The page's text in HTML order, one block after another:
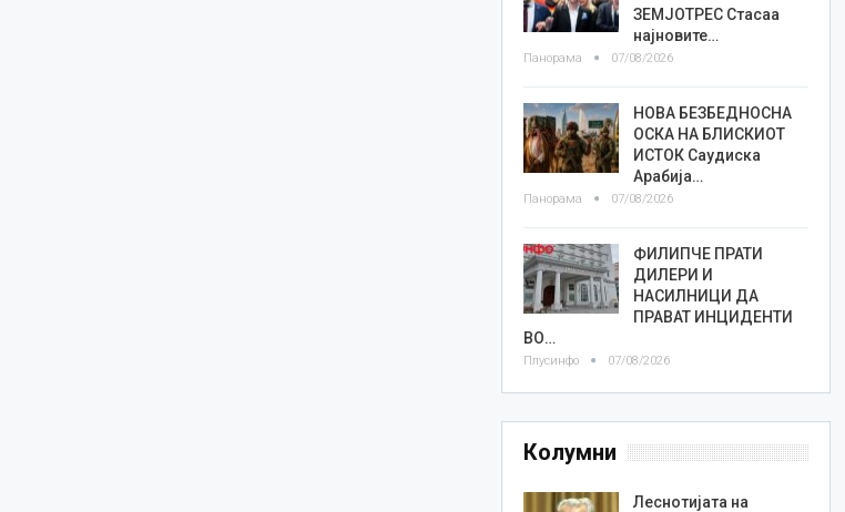
ЗЕМЈОТРЕС Стасаа
најновите…
Панорама 07/08/2026
НОВА БЕЗБЕДНОСНА
ОСКА НА БЛИСКИОТ
ИСТОК Саудиска
Арабија…
Панорама 07/08/2026
ФИЛИПЧЕ ПРАТИ
ДИЛЕРИ И
НАСИЛНИЦИ ДА
ПРАВАТ ИНЦИДЕНТИ
ВО…
Плусинфо 07/08/2026
Колумни
Леснотијата на